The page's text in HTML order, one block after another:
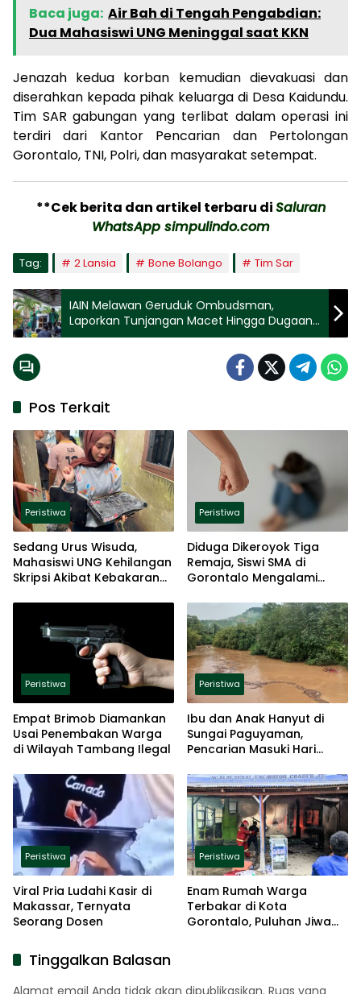
Baca juga: Air Bah di Tengah Pengabdian:
Dua Mahasiswi UNG Meninggal saat KKN
Jenazah kedua korban kemudian dievakuasi dan
diserahkan kepada pihak keluarga di Desa Kaidundu.
Tim SAR gabungan yang terlibat dalam operasi ini
terdiri dari Kantor Pencarian dan Pertolongan
Gorontalo, TNI, Polri, dan masyarakat setempat.
**Cek berita dan artikel terbaru diSaluran
WhatsApp simpulindo.com
Tag: 2 Lansia Bone Bolango Tim Sar
IAIN Melawan Geruduk Ombudsman,
Laporkan Tunjangan Macet Hingga Dugaan
Pungli
Pos Terkait
Peristiwa
Sedang Urus Wisuda,
Mahasiswi UNG Kehilangan
Skripsi Akibat Kebakaran
Peristiwa
Diduga Dikeroyok Tiga
Remaja, Siswi SMA di
Gorontalo Mengalami
Peristiwa
Empat Brimob Diamankan
Usai Penembakan Warga
di Wilayah Tambang Ilegal
Peristiwa
Ibu dan Anak Hanyut di
Sungai Paguyaman,
Pencarian Masuki Hari
Peristiwa
Viral Pria Ludahi Kasir di
Makassar, Ternyata
Seorang Dosen
Peristiwa
Enam Rumah Warga
Terbakar di Kota
Gorontalo, Puluhan Jiwa
Tinggalkan Balasan
Alamat email Anda tidak akan dipublikasikan. Ruas yang